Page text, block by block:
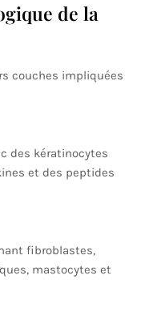
de la
couches impliquées
des kératinocytes
et des peptides
fibroblastes,
mastocytes et